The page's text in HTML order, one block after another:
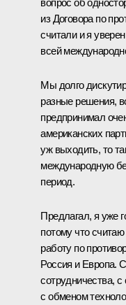
из Договора по
считали и я
всей
Мы долго
разные решения,
предпринимал
американских
уж выходить, то
международную
период.
Предлагал, я уже
потому что
работу по
Россия и Европа.
сотрудничества,
с обменом